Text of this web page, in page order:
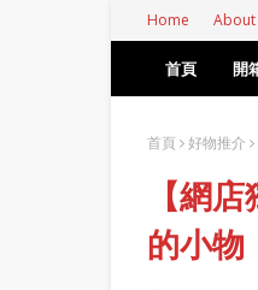
Home About
首頁 開
首頁 好物推介
【網
的小物